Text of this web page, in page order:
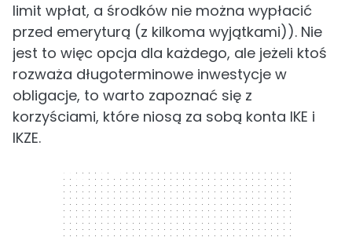
limit wpłat, a środków nie można wypłacić
przed emeryturą (z kilkoma wyjątkami)). Nie
jest to więc opcja dla każdego, ale jeżeli ktoś
rozważa długoterminowe inwestycje w
obligacje, to warto zapoznać się z
korzyściami, które niosą za sobą konta IKE i
IKZE.
300 x 250